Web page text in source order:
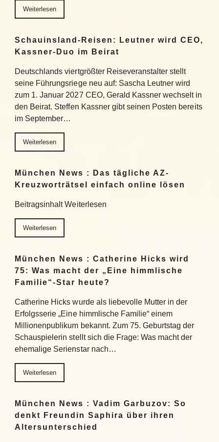
Weiterlesen
Schauinsland-Reisen: Leutner wird CEO,
Kassner-Duo im Beirat
Deutschlands viertgrößter Reiseveranstalter stellt
seine Führungsriege neu auf: Sascha Leutner wird
zum 1. Januar 2027 CEO, Gerald Kassner wechselt in
den Beirat. Steffen Kassner gibt seinen Posten bereits
im September…
Weiterlesen
München News : Das tägliche AZ-
Kreuzworträtsel einfach online lösen
Beitragsinhalt Weiterlesen
Weiterlesen
München News : Catherine Hicks wird
75: Was macht der „Eine himmlische
Familie“-Star heute?
Catherine Hicks wurde als liebevolle Mutter in der
Erfolgsserie „Eine himmlische Familie“ einem
Millionenpublikum bekannt. Zum 75. Geburtstag der
Schauspielerin stellt sich die Frage: Was macht der
ehemalige Serienstar nach…
Weiterlesen
München News : Vadim Garbuzov: So
denkt Freundin Saphira über ihren
Altersunterschied